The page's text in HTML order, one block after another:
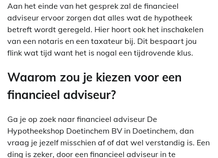
Aan het einde van het gesprek zal de financieel
adviseur ervoor zorgen dat alles wat de hypotheek
betreft wordt geregeld. Hier hoort ook het inschakelen
van een notaris en een taxateur bij. Dit bespaart jou
flink wat tijd want het is nogal een tijdrovende klus.
Waarom zou je kiezen voor een
financieel adviseur?
Ga je op zoek naar financieel adviseur De
Hypotheekshop Doetinchem BV in Doetinchem, dan
vraag je jezelf misschien af of dat wel verstandig is. Een
ding is zeker, door een financieel adviseur in te